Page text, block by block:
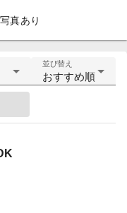
写真あり
並び替え
おすすめ順